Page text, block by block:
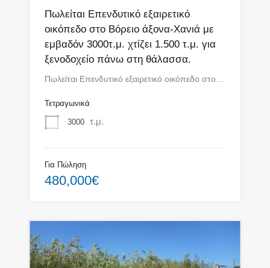
Πωλείται Επενδυτικό εξαιρετικό
οικόπεδο στο Βόρειο άξονα-Χανιά με
εμβαδόν 3000τ.μ. χτίζει 1.500 τ.μ. για
ξενοδοχείο πάνω στη θάλασσα.
Πωλείται Επενδυτικό εξαιρετικό οικόπεδο στο…
Τετραγωνικά
3000 τ.μ.
Για Πώληση
480,000€